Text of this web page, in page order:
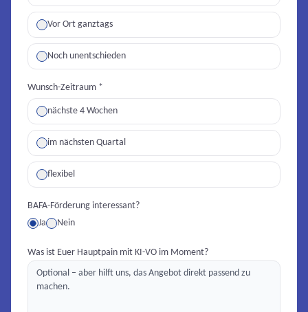
Vor Ort ganztags
Noch unentschieden
Wunsch-Zeitraum *
nächste 4 Wochen
im nächsten Quartal
flexibel
BAFA-Förderung interessant?
Ja
Nein
Was ist Euer Hauptpain mit KI-VO im Moment?